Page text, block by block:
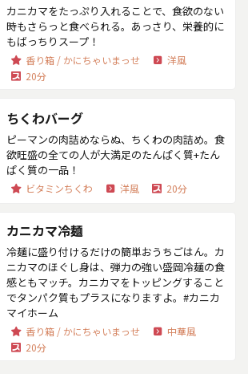
カニカマをたっぷり入れることで、食欲のない
時もさらっと食べられる。あっさり、栄養的に
もばっちりスープ！
香り箱 / かにちゃいまっせ
洋風
20分
ちくわバーグ
ピーマンの肉詰めならぬ、ちくわの肉詰め。食
欲旺盛の全ての人が大満足のたんぱく質+たん
ぱく質の一品！
ビタミンちくわ 洋風 20分
カニカマ冷麺
冷麺に盛り付けるだけの簡単おうちごはん。カ
ニカマのほぐし身は、弾力の強い盛岡冷麺の食
感ともマッチ。カニカマをトッピングすること
でタンパク質もプラスになりますよ。#カニカ
マイホーム
香り箱 / かにちゃいまっせ
中華風
20分